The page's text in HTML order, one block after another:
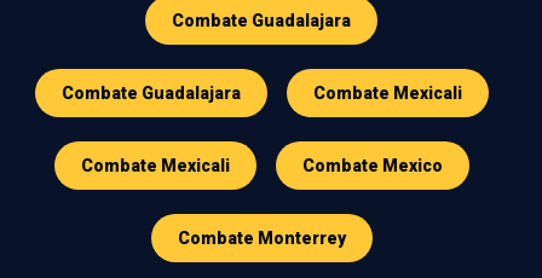
Combate Guadalajara
Combate Guadalajara Combate Mexicali
Combate Mexicali Combate Mexico
Combate Monterrey